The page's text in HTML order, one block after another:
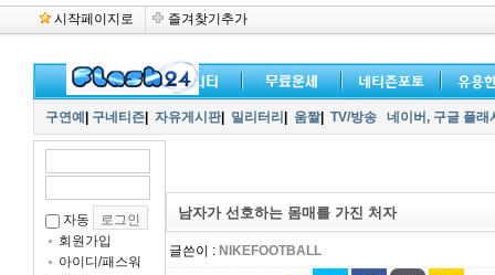
시작페이지로 즐겨찾기추가
구연예 구네티즌 자유게시판| 밀리터리 움짤| TV/방송 네이버, 구글 플
자동
회원가입
아이디/패스워
남자가 선호하는 몸매를 가진 처자
글쓴이 : NIKEFOOTBALL